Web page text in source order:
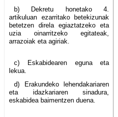
b) Dekretu honetako 4.
artikuluan ezarritako betekizunak
betetzen direla egiaztatzeko eta
uzia oinarritzeko egitateak,
arrazoiak eta agiriak.
c) Eskabidearen eguna eta
lekua.
d) Erakundeko lehendakariaren
eta idazkariaren sinadura,
eskabidea baimentzen duena.